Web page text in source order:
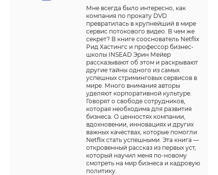
Мне всегда было интересно, как
компания по прокату DVD
превратилась в крупнейший в мире
сервис потокового видео. В чем же
секрет? В книге сооснователь Netflix
Рид Хастингс и профессор бизнес-
школы INSEAD Эрин Мейер
рассказывают об этом и раскрывают
другие тайны одного из самых
успешных стриминговых сервисов в
мире. Много внимания авторы
уделяют корпоративной культуре.
Говорят о свободе сотрудников,
которая необходима для развития
бизнеса. О ценностях компании,
вдохновении, инновациях и других
важных качествах, которые помогли
Netflix стать успешными. Эта книга —
откровенный рассказ из первых уст,
который научил меня по-новому
смотреть на мир бизнеса и кадровую
политику.